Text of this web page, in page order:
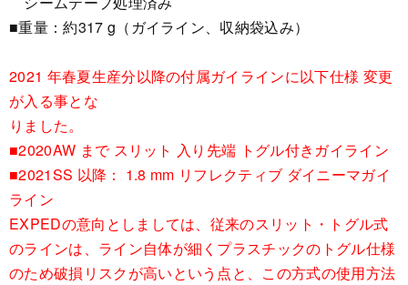
■重量：約317 g（ガイライン、収納袋込み）
2021 年春夏生産分以降の付属ガイラインに以下仕様 変更
が入る事とな
りました。
■2020AW まで スリット 入り先端 トグル付きガイライン
■2021SS 以降： 1.8 mm リフレクティブ ダイニーマガイ
ライン
EXPEDの意向としましては、従来のスリット・トグル式
のラインは、ライン自体が細くプラスチックのトグル仕様
のため破損リスクが高いという点と、この方式の使用方法